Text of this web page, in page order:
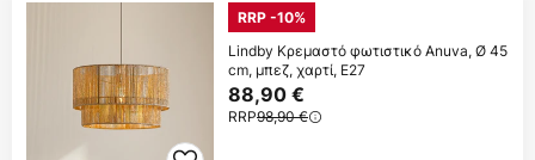
RRP -10%
Lindby Κρεμαστό φωτιστικό Anuva, Ø 45
cm, μπεζ, χαρτί, E27
88,90 €
RRP98,90 €